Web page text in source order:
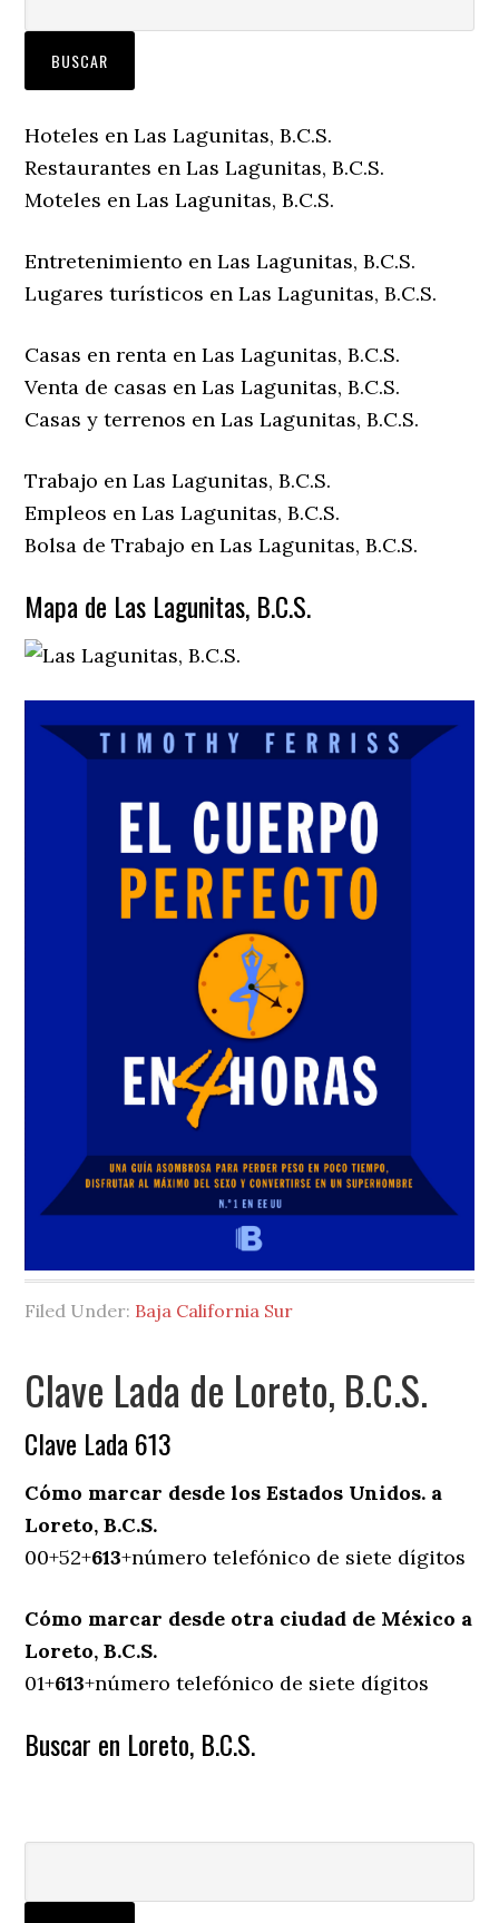
Hoteles en Las Lagunitas, B.C.S.
Restaurantes en Las Lagunitas, B.C.S.
Moteles en Las Lagunitas, B.C.S.
Entretenimiento en Las Lagunitas, B.C.S.
Lugares turísticos en Las Lagunitas, B.C.S.
Casas en renta en Las Lagunitas, B.C.S.
Venta de casas en Las Lagunitas, B.C.S.
Casas y terrenos en Las Lagunitas, B.C.S.
Trabajo en Las Lagunitas, B.C.S.
Empleos en Las Lagunitas, B.C.S.
Bolsa de Trabajo en Las Lagunitas, B.C.S.
Mapa de Las Lagunitas, B.C.S.
Filed Under: Baja California Sur
Clave Lada de Loreto, B.C.S.
Clave Lada 613
Cómo marcar desde los Estados Unidos. a
Loreto, B.C.S.
00+52+613+número telefónico de siete dígitos
Cómo marcar desde otra ciudad de México a
Loreto, B.C.S.
01+613+número telefónico de siete dígitos
Buscar en Loreto, B.C.S.